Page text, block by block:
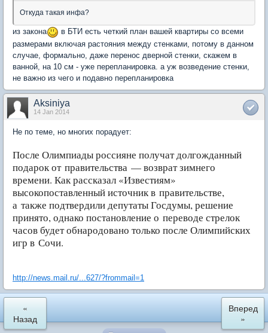
Откуда такая инфа?
из закона
в БТИ есть четкий план вашей квартиры со всеми
размерами включая растояния между стенками, потому в данном
случае, формально, даже перенос дверной стенки, скажем в
ванной, на 10 см - уже перепланировка. а уж возведение стенки,
не важно из чего и подавно перепланировка
Aksiniya
14 Jan 2014
Не по теме, но многих порадует:
После Олимпиады россияне получат долгожданный
подарок от правительства — возврат зимнего
времени. Как рассказал «Известиям»
высокопоставленный источник в правительстве,
а также подтвердили депутаты Госдумы, решение
принято, однако постановление о переводе стрелок
часов будет обнародовано только после Олимпийских
игр в Сочи.
http://news.mail.ru/...627/?frommail=1
«
Назад
Вперед
»